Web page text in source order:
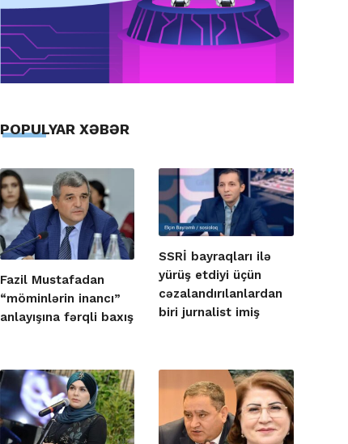
POPULYAR XƏBƏR
Fazil Mustafadan
“möminlərin inancı”
anlayışına fərqli baxış
SSRİ bayraqları ilə
yürüş etdiyi üçün
cəzalandırılanlardan
biri jurnalist imiş